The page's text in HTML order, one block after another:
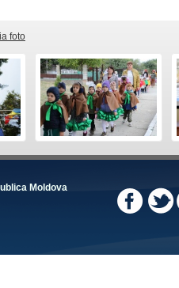
foto
Moldova